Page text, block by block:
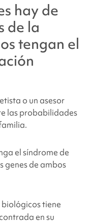
hay de
de la
tengan el
o un asesor
las probabilidades
elsíndrome de
genes de ambos
tiene
en su